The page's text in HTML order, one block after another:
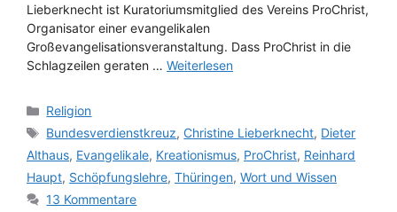
Lieberknecht ist Kuratoriumsmitglied des Vereins ProChrist,
Organisator einer evangelikalen
Großevangelisationsveranstaltung. Dass ProChrist in die
Schlagzeilen geraten … Weiterlesen
Kategorien
Religion
Schlagwörter
Bundesverdienstkreuz,Christine Lieberknecht, Dieter
Althaus, Evangelikale, Kreationismus, ProChrist, Reinhard
Haupt, Schöpfungslehre, Thüringen, Wort und Wissen
13 Kommentare